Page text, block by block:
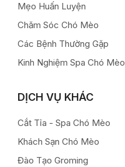
Mẹo Huấn Luyện
Chăm Sóc Chó Mèo
Các Bệnh Thường Gặp
Kinh Nghiệm Spa Chó Mèo
DỊCH VỤ KHÁC
Cắt Tỉa - Spa Chó Mèo
Khách Sạn Chó Mèo
Đào Tạo Groming